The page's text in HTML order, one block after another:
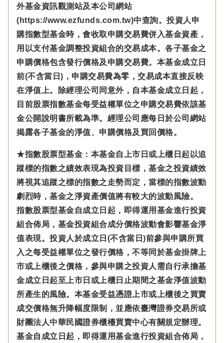
外基金資訊觀測站及本公司網站
(https://www.ezfunds.com.tw)中查詢。投資人申
購指數型基金時，會收取申購交易費併入基金資產，
用以支付基金調整投資組合的交易成本。各子基金之
申購價格包含發行價格及申購交易費。本基金成立日
前(不含當日)，申購交易費為零，交易成本直接反映
在淨值上。除經理公司同意外，自本基金成立日起，
目前股票指數基金每受益權單位之申購交易費依該基
金公開說明書所載為準。經理公司應每日於公司網站
揭露各子基金的淨值、申購價格及買回價格。
★指數股票型基金：本基金自上市日或上櫃日起以追
蹤標的指數之績效表現為投資目標，基金之投資績效
將視其追蹤之標的指數之走勢而定，當標的指數波動
劇烈時，基金之淨資產價值將有較大的波動風險。
指數股票型基金自成立日起，即得運用基金進行投資
組合佈局，基金投資組合成分價格波動會影響基金淨
值表現。投資人於成立日(不含當日)前參與申購所買
入之每受益權單位之發行價格，不等同於基金掛牌上
市或上櫃後之價格，參與申購之投資人需自行承擔基
金成立日起至上市日或上櫃日止期間之基金淨值波動
所產生的風險。本基金受益憑證上市或上櫃後之買賣
成交價格無升降幅度限制，並應依臺灣證券交易所或
財團法人中華民國證券櫃檯買賣中心有關規定辦理。
基金自成立日起，即得運用基金進行投資組合佈局，